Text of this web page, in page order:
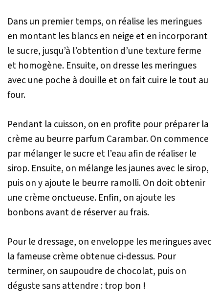
Dans un premier temps, on réalise les meringues
en montant les blancs en neige et en incorporant
le sucre, jusqu’à l’obtention d’une texture ferme
et homogène. Ensuite, on dresse les meringues
avec une poche à douille et on fait cuire le tout au
four.
Pendant la cuisson, on en profite pour préparer la
crème au beurre parfum Carambar. On commence
par mélanger le sucre et l’eau afin de réaliser le
sirop. Ensuite, on mélange les jaunes avec le sirop,
puis on y ajoute le beurre ramolli. On doit obtenir
une crème onctueuse. Enfin, on ajoute les
bonbons avant de réserver au frais.
Pour le dressage, on enveloppe les meringues avec
la fameuse crème obtenue ci-dessus. Pour
terminer, on saupoudre de chocolat, puis on
déguste sans attendre : trop bon !